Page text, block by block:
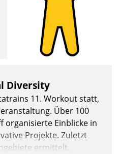
Diversity
11. Workout statt,
Über 100
organisierte Einblicke in
Projekte. Zuletzt
ermittelt.